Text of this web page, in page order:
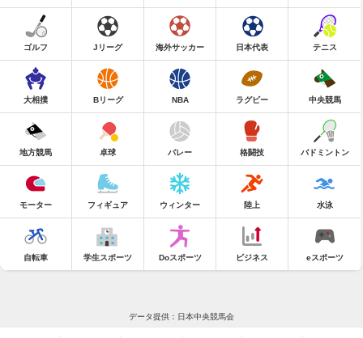
ゴルフ Jリーグ 海外サッカー 日本代表 テニス
大相撲 Bリーグ NBA ラグビー 中央競馬
地方競馬 卓球 バレー 格闘技 バドミントン
モーター フィギュア ウィンター 陸上 水泳
自転車 学生スポーツ Doスポーツ ビジネス eスポーツ
データ提供：日本中央競馬会